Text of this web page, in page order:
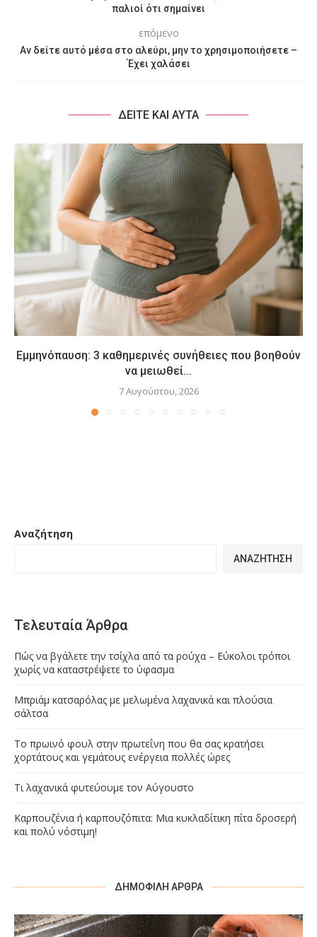
παλιοί ότι σημαίνει
επόμενο
Αν δείτε αυτό μέσα στο αλεύρι, μην το χρησιμοποιήσετε –
Έχει χαλάσει
ΔΕΙΤΕ ΚΑΙ ΑΥΤΑ
Εμμηνόπαυση: 3 καθημερινές συνήθειες που βοηθούν
να μειωθεί...
7 Αυγούστου, 2026
Αναζήτηση
ΑΝΑΖΉΤΗΣΗ
Τελευταία Άρθρα
Πώς να βγάλετε την τσίχλα από τα ρούχα – Εύκολοι τρόποι
χωρίς να καταστρέψετε το ύφασμα
Μπριάμ κατσαρόλας με μελωμένα λαχανικά και πλούσια
σάλτσα
Το πρωινό φουλ στην πρωτεΐνη που θα σας κρατήσει
χορτάτους και γεμάτους ενέργεια πολλές ώρες
Τι λαχανικά φυτεύουμε τον Αύγουστο
Καρπουζένια ή καρπουζόπιτα: Μια κυκλαδίτικη πίτα δροσερή
και πολύ νόστιμη!
ΔΗΜΟΦΙΛΉ ΆΡΘΡΑ